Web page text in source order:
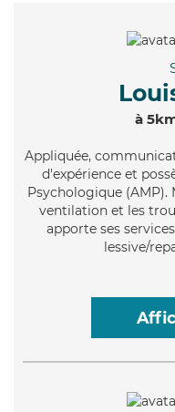
à
Appliquée,
d'expérience et
Psychologique
ventilation et les
apporte ses
lessive/